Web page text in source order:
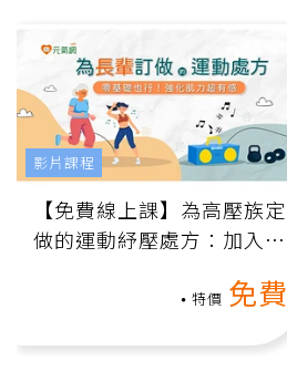
【免費線上課】為高壓族定
做的運動紓壓處方：加入行
特價 免費
影片課程